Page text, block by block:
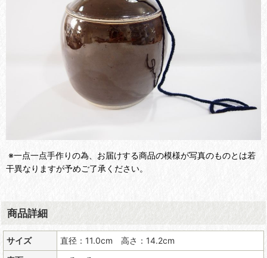
※一点一点手作りの為、お届けする商品の模様が写真のものとは若
干異なりますが予めご了承ください。
商品詳細
サイズ
直径：11.0cm 高さ：14.2cm